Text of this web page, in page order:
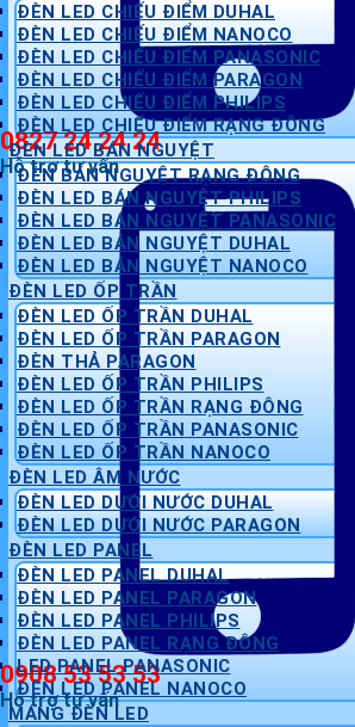
0827 24 24 24
Hỗ trợ tư vấn
0908 53 53 53
Hỗ trợ tư vấn
ĐÈN LED CHIẾU ĐIỂM DUHAL
ĐÈN LED CHIẾU ĐIỂM NANOCO
ĐÈN LED CHIẾU ĐIỂM PANASONIC
ĐÈN LED CHIẾU ĐIỂM PARAGON
ĐÈN LED CHIẾU ĐIỂM PHILIPS
ĐÈN LED CHIẾU ĐIỂM RẠNG ĐÔNG
ĐÈN LED BÁN NGUYỆT
ĐÈN BÁN NGUYỆT RẠNG ĐÔNG
ĐÈN LED BÁN NGUYỆT PHILIPS
ĐÈN LED BÁN NGUYỆT PANASONIC
ĐÈN LED BÁN NGUYỆT DUHAL
ĐÈN LED BÁN NGUYỆT NANOCO
ĐÈN LED ỐP TRẦN
ĐÈN LED ỐP TRẦN DUHAL
ĐÈN LED ỐP TRẦN PARAGON
ĐÈN THẢ PARAGON
ĐÈN LED ỐP TRẦN PHILIPS
ĐÈN LED ỐP TRẦN RẠNG ĐÔNG
ĐÈN LED ỐP TRẦN PANASONIC
ĐÈN LED ỐP TRẦN NANOCO
ĐÈN LED ÂM NƯỚC
ĐÈN LED DƯỚI NƯỚC DUHAL
ĐÈN LED DƯỚI NƯỚC PARAGON
ĐÈN LED PANEL
ĐÈN LED PANEL DUHAL
ĐÈN LED PANEL PARAGON
ĐÈN LED PANEL PHILIPS
ĐÈN LED PANEL RẠNG ĐÔNG
LED PANEL PANASONIC
ĐÈN LED PANEL NANOCO
MÁNG ĐÈN LED